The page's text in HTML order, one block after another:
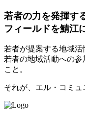
若者の力を発揮す
フィールドを鯖江
若者が提案する地域活
若者の地域活動への
こと。
それが、エル・コミュ